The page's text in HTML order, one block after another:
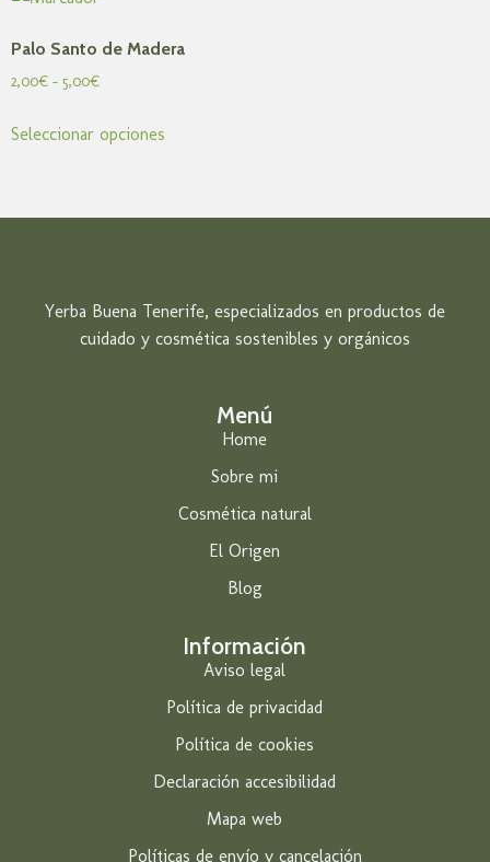
Palo Santo de Madera
2,00€ - 5,00€
Seleccionar opciones
Yerba Buena Tenerife, especializados en productos de
cuidado y cosmética sostenibles y orgánicos
Menú
Home
Sobre mi
Cosmética natural
El Origen
Blog
Información
Aviso legal
Política de privacidad
Política de cookies
Declaración accesibilidad
Mapa web
Políticas de envío y cancelación